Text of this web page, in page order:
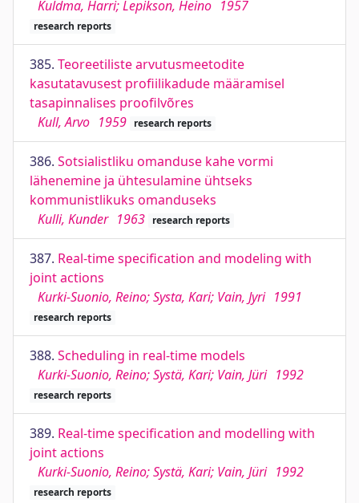
Kuldma, Harri; Lepikson, Heino 1957
research reports
385. Teoreetiliste arvutusmeetodite
kasutatavusest profiilikadude määramisel
tasapinnalises proofilvõres
Kull, Arvo 1959 research reports
386. Sotsialistliku omanduse kahe vormi
lähenemine ja ühtesulamine ühtseks
kommunistlikuks omanduseks
Kulli, Kunder 1963 research reports
387. Real-time specification and modeling with
joint actions
Kurki-Suonio, Reino; Systa, Kari; Vain, Jyri 1991
research reports
388. Scheduling in real-time models
Kurki-Suonio, Reino; Systä, Kari; Vain, Jüri 1992
research reports
389. Real-time specification and modelling with
joint actions
Kurki-Suonio, Reino; Systä, Kari; Vain, Jüri 1992
research reports